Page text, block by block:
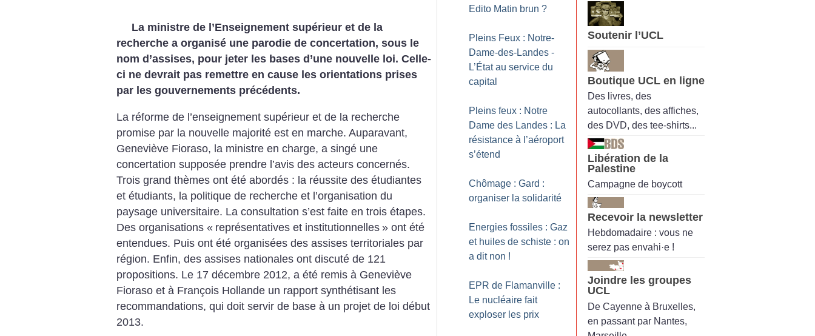
La ministre de l’Enseignement supérieur et de la
recherche a organisé une parodie de concertation, sous le
nom d’assises, pour jeter les bases d’une nouvelle loi. Celle-
ci ne devrait pas remettre en cause les orientations prises
par les gouvernements précédents.
La réforme de l’enseignement supérieur et de la recherche
promise par la nouvelle majorité est en marche. Auparavant,
Geneviève Fioraso, la ministre en charge, a singé une
concertation supposée prendre l’avis des acteurs concernés.
Trois grand thèmes ont été abordés : la réussite des étudiantes
et étudiants, la politique de recherche et l’organisation du
paysage universitaire. La consultation s’est faite en trois étapes.
Des organisations « représentatives et institutionnelles » ont été
entendues. Puis ont été organisées des assises territoriales par
région. Enfin, des assises nationales ont discuté de 121
propositions. Le 17 décembre 2012, a été remis à Geneviève
Fioraso et à François Hollande un rapport synthétisant les
recommandations, qui doit servir de base à un projet de loi début
2013.
Edito Matin brun ?
Pleins Feux : Notre-
Dame-des-Landes -
L’État au service du
capital
Pleins feux : Notre
Dame des Landes : La
résistance à l’aéroport
s’étend
Chômage : Gard :
organiser la solidarité
Energies fossiles : Gaz
et huiles de schiste : on
a dit non !
EPR de Flamanville :
Le nucléaire fait
exploser les prix
Soutenir l’UCL
Boutique UCL en ligne
Des livres, des
autocollants, des affiches,
des DVD, des tee-shirts...
Libération de la
Palestine
Campagne de boycott
Recevoir la newsletter
Hebdomadaire : vous ne
serez pas envahi·e !
Joindre les groupes
UCL
De Cayenne à Bruxelles,
en passant par Nantes,